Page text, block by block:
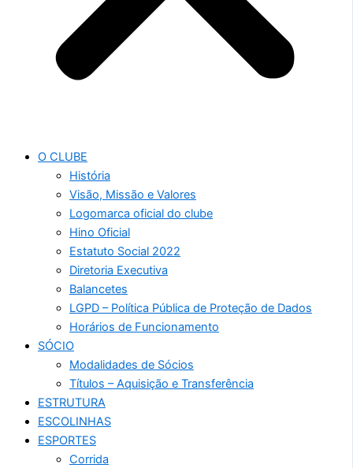
O CLUBE
História
Visão, Missão e Valores
Logomarca oficial do clube
Hino Oficial
Estatuto Social 2022
Diretoria Executiva
Balancetes
LGPD – Política Pública de Proteção de Dados
Horários de Funcionamento
SÓCIO
Modalidades de Sócios
Títulos – Aquisição e Transferência
ESTRUTURA
ESCOLINHAS
ESPORTES
Corrida